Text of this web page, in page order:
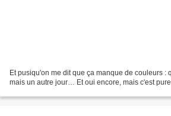
Et pusiqu'on me dit que ça manque de couleurs :
mais un autre jour… Et oui encore, mais c'est